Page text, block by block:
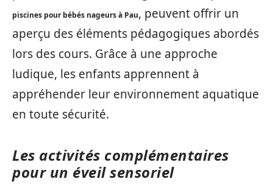
piscines pour bébés nageurs à Pau, peuvent offrir un
aperçu des éléments pédagogiques abordés
lors des cours. Grâce à une approche
ludique, les enfants apprennent à
appréhender leur environnement aquatique
en toute sécurité.
Les activités complémentaires
pour un éveil sensoriel